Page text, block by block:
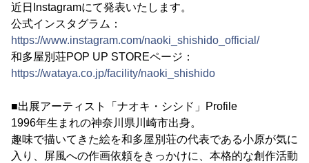
近日Instagramにて発表いたします。
公式インスタグラム：
https://www.instagram.com/naoki_shishido_official/
和多屋別荘POP UP STOREページ：
https://wataya.co.jp/facility/naoki_shishido
■出展アーティスト「ナオキ・シシド」Profile
1996年生まれの神奈川県川崎市出身。
趣味で描いてきた絵を和多屋別荘の代表である小原が気に
入り、屏風への作画依頼をきっかけに、本格的な創作活動